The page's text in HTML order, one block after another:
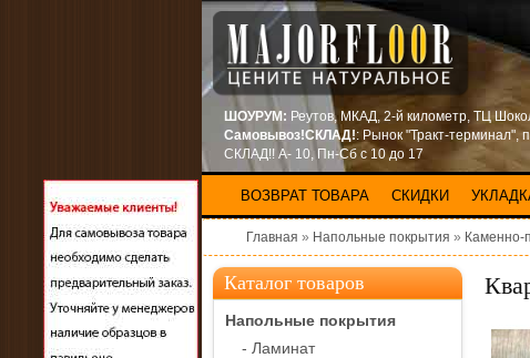
ШОУРУМ: Реутов, МКАД, 2-й километр, ТЦ
Самовывоз!СКЛАД!: Рынок "Тракт-терминал",
СКЛАД!! А- 10, Пн-Сб с 10 до 17
ВОЗВРАТ ТОВАРА СКИДКИ
Главная » Напольные покрытия »
Каталог товаров
Напольные покрытия
- Ламинат